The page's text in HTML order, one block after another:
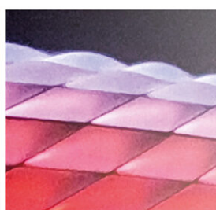
auf den FC Bayern.